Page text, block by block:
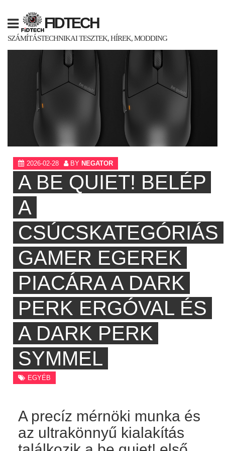
content
FIDTECH
SZÁMÍTÁSTECHNIKAI TESZTEK, HÍREK, MODDING
2026-02-28 BY NEGATOR
A BE QUIET! BELÉP
A
CSÚCSKATEGÓRIÁS
GAMER EGEREK
PIACÁRA A DARK
PERK ERGÓVAL ÉS
A DARK PERK
SYMMEL
EGYÉB
A precíz mérnöki munka és
az ultrakönnyű kialakítás